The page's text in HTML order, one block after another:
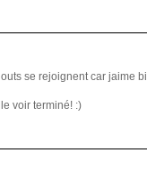
se rejoignent car jaime
voir terminé! :)